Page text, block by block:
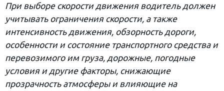
При выборе скорости движения водитель должен
учитывать ограничения скорости, а также
интенсивность движения, обзорность дороги,
особенности и состояние транспортного средства и
перевозимого им груза, дорожные, погодные
условия и другие факторы, снижающие
прозрачность атмосферы и влияющие на